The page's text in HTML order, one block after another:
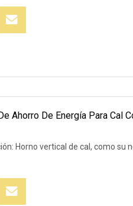
Ahorro De Energía Para Cal
Horno vertical de cal, como su